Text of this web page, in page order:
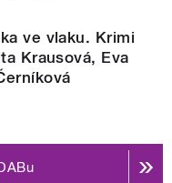
ve vlaku. Krimi
Krausová, Eva